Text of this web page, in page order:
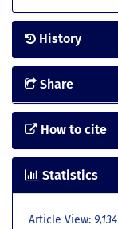
History
Share
How to cite
Statistics
Article View: 9,134